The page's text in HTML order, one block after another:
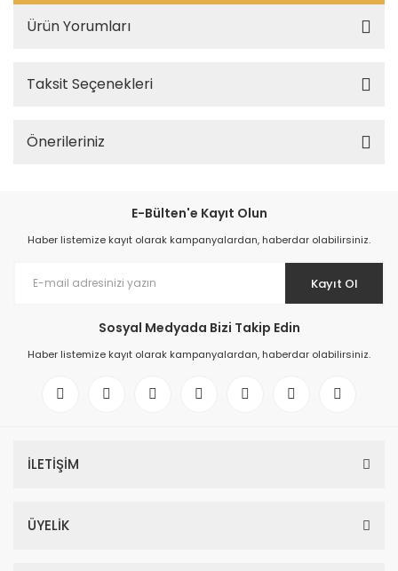
Ürün Yorumları
Taksit Seçenekleri
Önerileriniz
E-Bülten'e Kayıt Olun
Haber listemize kayıt olarak kampanyalardan, haberdar olabilirsiniz.
Kayıt Ol
Sosyal Medyada Bizi Takip Edin
Haber listemize kayıt olarak kampanyalardan, haberdar olabilirsiniz.
İLETİŞİM
ÜYELİK